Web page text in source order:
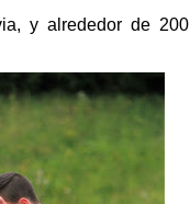
y alrededor de 200